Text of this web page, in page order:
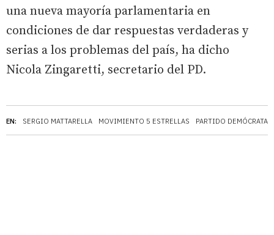
EN: SERGIO MATTARELLA MOVIMIENTO 5 ESTRELLAS PARTIDO DEMÓCRATA
una nueva mayoría parlamentaria en
condiciones de dar respuestas verdaderas y
serias a los problemas del país, ha dicho
Nicola Zingaretti, secretario del PD.